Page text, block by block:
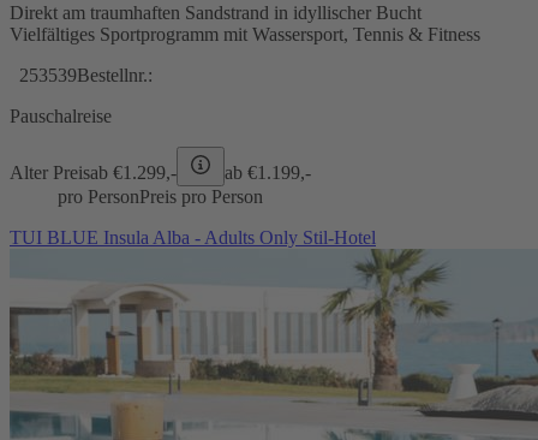
Direkt am traumhaften Sandstrand in idyllischer Bucht
Vielfältiges Sportprogramm mit Wassersport, Tennis & Fitness
253539Bestellnr.:
Pauschalreise
Alter Preisab €1.299,- ab €1.199,-
pro PersonPreis pro Person
TUI BLUE Insula Alba - Adults Only Stil-Hotel